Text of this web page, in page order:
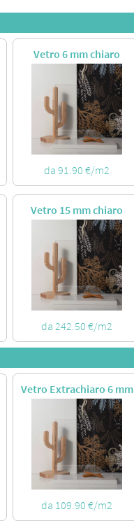
Vetro 6 mm chiaro
da 91.90 €/m2
Vetro 15 mm chiaro
da 242.50 €/m2
Vetro Extrachiaro 6 mm
da 109.90 €/m2